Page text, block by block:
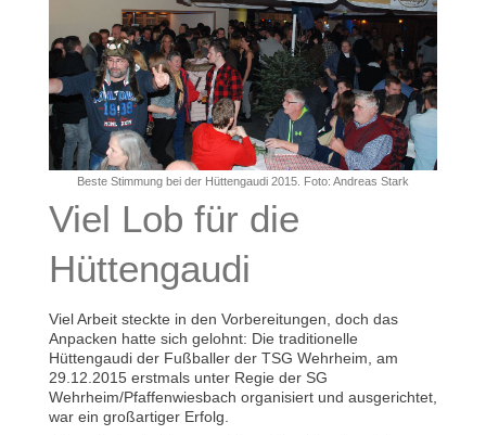
Beste Stimmung bei der Hüttengaudi 2015. Foto: Andreas Stark
Viel Lob für die
Hüttengaudi
Viel Arbeit steckte in den Vorbereitungen, doch das
Anpacken hatte sich gelohnt: Die traditionelle
Hüttengaudi der Fußballer der TSG Wehrheim, am
29.12.2015 erstmals unter Regie der SG
Wehrheim/Pfaffenwiesbach organisiert und ausgerichtet,
war ein großartiger Erfolg.